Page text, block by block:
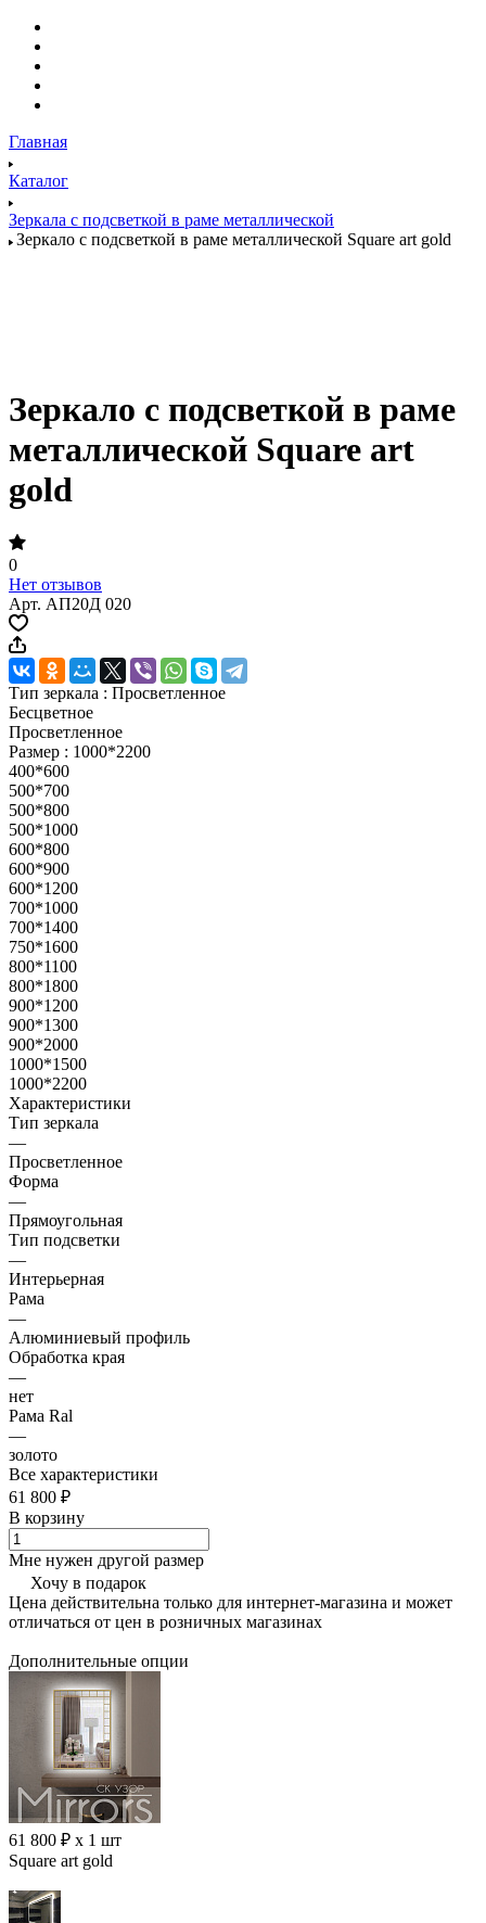
Главная
Каталог
Зеркала с подсветкой в раме металлической
Зеркало с подсветкой в раме металлической Square art gold
Зеркало с подсветкой в раме
металлической Square art
gold
0
Нет отзывов
Арт. АП20Д 020
Тип зеркала : Просветленное
Бесцветное
Просветленное
Размер : 1000*2200
400*600
500*700
500*800
500*1000
600*800
600*900
600*1200
700*1000
700*1400
750*1600
800*1100
800*1800
900*1200
900*1300
900*2000
1000*1500
1000*2200
Характеристики
Тип зеркала
—
Просветленное
Форма
—
Прямоугольная
Тип подсветки
—
Интерьерная
Рама
—
Алюминиевый профиль
Обработка края
—
нет
Рама Ral
—
золото
Все характеристики
61 800 ₽
В корзину
Мне нужен другой размер
Хочу в подарок
Цена действительна только для интернет-магазина и может
отличаться от цен в розничных магазинах
Дополнительные опции
61 800 ₽ x 1 шт
Square art gold